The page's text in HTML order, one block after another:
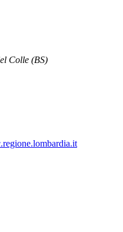
Colle (BS)